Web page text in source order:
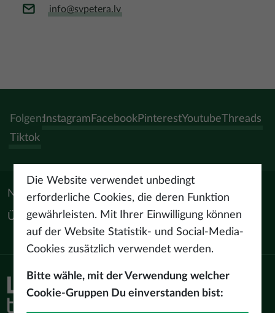
info@svpetera.lv
Folgen:Instagram FacebookPinterestYoutubeThreads
Tiktok
Nützliche Materialien
Über uns
Die Website verwendet unbedingt
erforderliche Cookies, die deren Funktion
gewährleisten. Mit Ihrer Einwilligung können
auf der Website Statistik- und Social-Media-
Cookies zusätzlich verwendet werden.
Bitte wähle, mit der Verwendung welcher
Cookie-Gruppen Du einverstanden bist: